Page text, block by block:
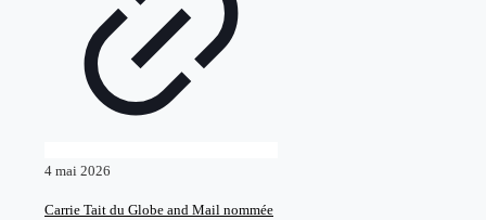
4 mai 2026
Carrie Tait du Globe and Mail nommée